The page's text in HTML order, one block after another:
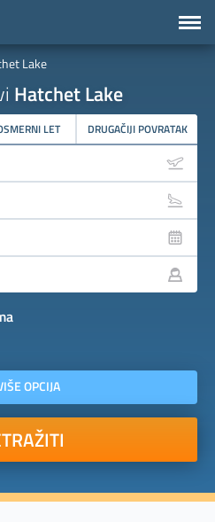
Lake
Hatchet Lake
LET DRUGAČIJI POVRATAK
OPCIJA